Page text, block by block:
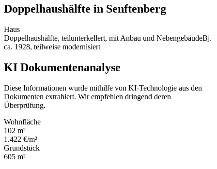
Doppelhaushälfte in Senftenberg
Haus
Doppelhaushälfte, teilunterkellert, mit Anbau und NebengebäudeBj.
ca. 1928, teilweise modernisiert
KI Dokumentenanalyse
Diese Informationen wurde mithilfe von KI-Technologie aus den
Dokumenten extrahiert. Wir empfehlen dringend deren
Überprüfung.
Wohnfläche
102 m²
1.422 €/m²
Grundstück
605 m²